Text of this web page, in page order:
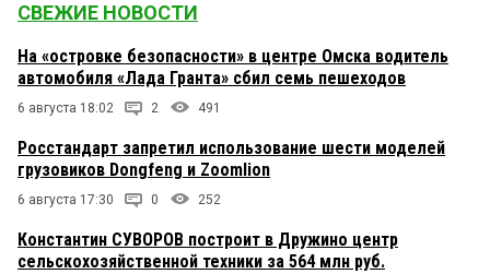
СВЕЖИЕ НОВОСТИ
На «островке безопасности» в центре Омска водитель
автомобиля «Лада Гранта» сбил семь пешеходов
6 августа 18:02 2 491
Росстандарт запретил использование шести моделей
грузовиков Dongfeng и Zoomlion
6 августа 17:30 0 252
Константин СУВОРОВ построит в Дружино центр
сельскохозяйственной техники за 564 млн руб.